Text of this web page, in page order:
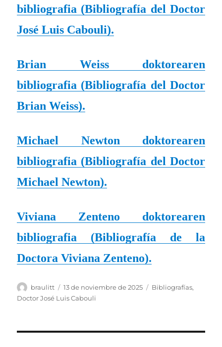
bibliografia (Bibliografía del Doctor
José Luis Cabouli).
Brian Weiss doktorearen
bibliografia (Bibliografía del Doctor
Brian Weiss).
Michael Newton doktorearen
bibliografia (Bibliografía del Doctor
Michael Newton).
Viviana Zenteno doktorearen
bibliografia (Bibliografía de la
Doctora Viviana Zenteno).
Autor
braulitt
Publicado
el
13 de noviembre de 2025 Categorías
Bibliografías,
Doctor José Luis Cabouli